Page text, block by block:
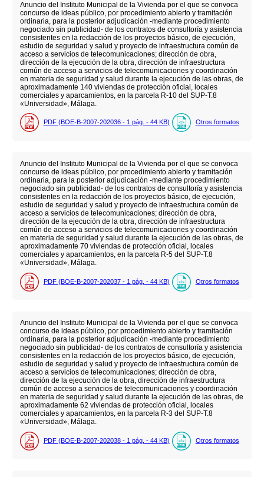
Anuncio del Instituto Municipal de la Vivienda por el que se convoca
concurso de ideas público, por procedimiento abierto y tramitación
ordinaria, para la posterior adjudicación -mediante procedimiento
negociado sin publicidad- de los contratos de consultoría y asistencia
consistentes en la redacción de los proyectos básico, de ejecución,
estudio de seguridad y salud y proyecto de infraestructura común de
acceso a servicios de telecomunicaciones; dirección de obra,
dirección de la ejecución de la obra, dirección de infraestructura
común de acceso a servicios de telecomunicaciones y coordinación
en materia de seguridad y salud durante la ejecución de las obras, de
aproximadamente 140 viviendas de protección oficial, locales
comerciales y aparcamientos, en la parcela R-10 del SUP-T.8
«Universidad», Málaga.
PDF (BOE-B-2007-202036 - 1 pág. - 44 KB) Otros formatos
Anuncio del Instituto Municipal de la Vivienda por el que se convoca
concurso de ideas público, por procedimiento abierto y tramitación
ordinaria, para la posterior adjudicación -mediante procedimiento
negociado sin publicidad- de los contratos de consultoría y asistencia
consistentes en la redacción de los proyectos básico, de ejecución,
estudio de seguridad y salud y proyecto de infraestructura común de
acceso a servicios de telecomunicaciones; dirección de obra,
dirección de la ejecución de la obra, dirección de infraestructura
común de acceso a servicios de telecomunicaciones y coordinación
en materia de seguridad y salud durante la ejecución de las obras, de
aproximadamente 70 viviendas de protección oficial, locales
comerciales y aparcamientos, en la parcela R-5 del SUP-T.8
«Universidad», Málaga.
PDF (BOE-B-2007-202037 - 1 pág. - 44 KB) Otros formatos
Anuncio del Instituto Municipal de la Vivienda por el que se convoca
concurso de ideas público, por procedimiento abierto y tramitación
ordinaria, para la posterior adjudicación -mediante procedimiento
negociado sin publicidad- de los contratos de consultoría y asistencia
consistentes en la redacción de los proyectos básico, de ejecución,
estudio de seguridad y salud y proyecto de infraestructura común de
acceso a servicios de telecomunicaciones; dirección de obra,
dirección de la ejecución de la obra, dirección de infraestructura
común de acceso a servicios de telecomunicaciones y coordinación
en materia de seguridad y salud durante la ejecución de las obras, de
aproximadamente 62 viviendas de protección oficial, locales
comerciales y aparcamientos, en la parcela R-3 del SUP-T.8
«Universidad», Málaga.
PDF (BOE-B-2007-202038 - 1 pág. - 44 KB) Otros formatos